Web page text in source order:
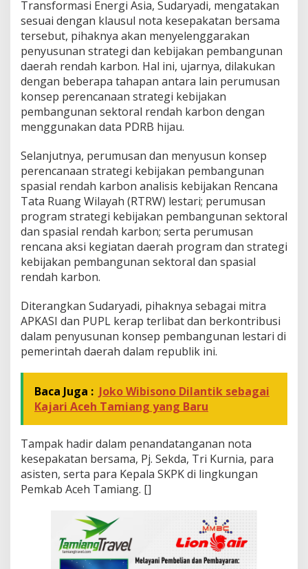
Transformasi Energi Asia, Sudaryadi, mengatakan
sesuai dengan klausul nota kesepakatan bersama
tersebut, pihaknya akan menyelenggarakan
penyusunan strategi dan kebijakan pembangunan
daerah rendah karbon. Hal ini, ujarnya, dilakukan
dengan beberapa tahapan antara lain perumusan
konsep perencanaan strategi kebijakan
pembangunan sektoral rendah karbon dengan
menggunakan data PDRB hijau.
Selanjutnya, perumusan dan menyusun konsep
perencanaan strategi kebijakan pembangunan
spasial rendah karbon analisis kebijakan Rencana
Tata Ruang Wilayah (RTRW) lestari; perumusan
program strategi kebijakan pembangunan sektoral
dan spasial rendah karbon; serta perumusan
rencana aksi kegiatan daerah program dan strategi
kebijakan pembangunan sektoral dan spasial
rendah karbon.
Diterangkan Sudaryadi, pihaknya sebagai mitra
APKASI dan PUPL kerap terlibat dan berkontribusi
dalam penyusunan konsep pembangunan lestari di
pemerintah daerah dalam republik ini.
Baca Juga : Joko Wibisono Dilantik sebagai
Kajari Aceh Tamiang yang Baru
Tampak hadir dalam penandatanganan nota
kesepakatan bersama, Pj. Sekda, Tri Kurnia, para
asisten, serta para Kepala SKPK di lingkungan
Pemkab Aceh Tamiang. []